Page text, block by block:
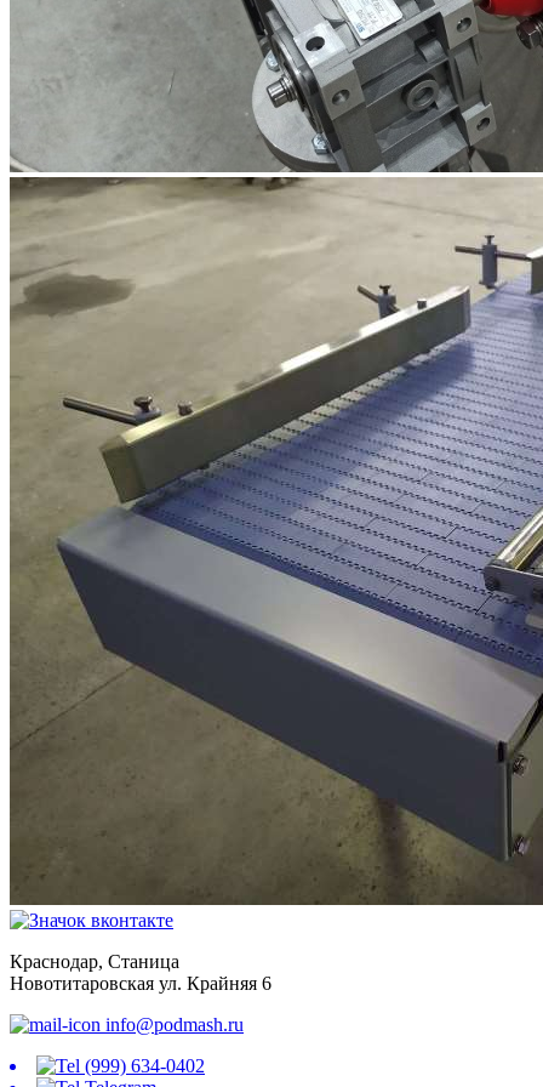
Краснодар, Станица
Новотитаровская ул. Крайняя 6
info@podmash.ru
(999) 634-0402